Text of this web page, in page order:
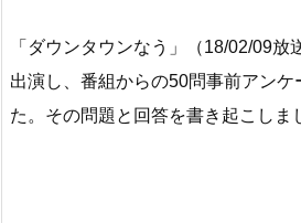
「ダウンタウンなう」（18/02/09
出演し、番組からの50問事前アンケ
た。その問題と回答を書き起こしま